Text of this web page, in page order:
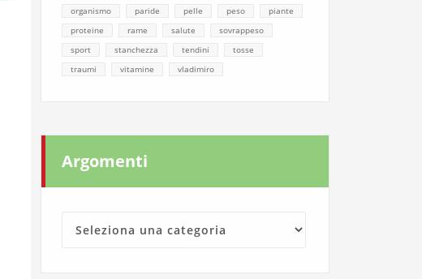
organismo
paride pelle peso
piante
proteine
rame salute
sovrappeso
sport
stanchezza tendini
tosse
traumi
vitamine vladimiro
Argomenti